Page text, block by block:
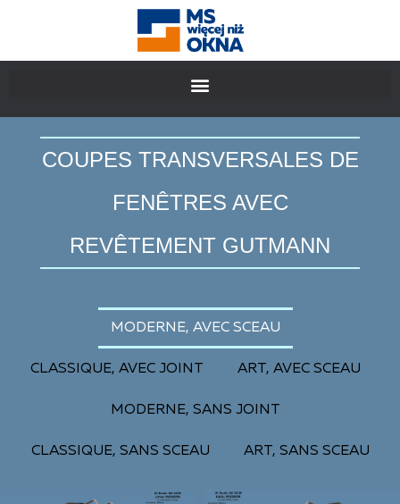
COUPES TRANSVERSALES DE
FENÊTRES AVEC
REVÊTEMENT GUTMANN
MODERNE, AVEC SCEAU
CLASSIQUE, AVEC JOINT ART, AVEC SCEAU
MODERNE, SANS JOINT
CLASSIQUE, SANS SCEAU ART, SANS SCEAU